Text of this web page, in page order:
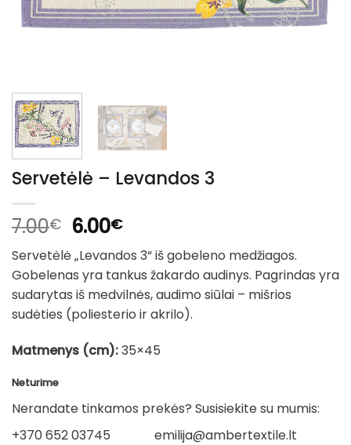
Servetėlė – Levandos 3
7.00€ Original
price
was:
7.00€.
6.00€Current
price
is:
6.00€.
Servetėlė „Levandos 3“ iš gobeleno medžiagos.
Gobelenas yra tankus žakardo audinys. Pagrindas yra
sudarytas iš medvilnės, audimo siūlai – mišrios
sudėties (poliesterio ir akrilo).
Matmenys (cm):35×45
Neturime
Nerandate tinkamos prekės? Susisiekite su mumis:
+370 652 03745
emilija@ambertextile.lt